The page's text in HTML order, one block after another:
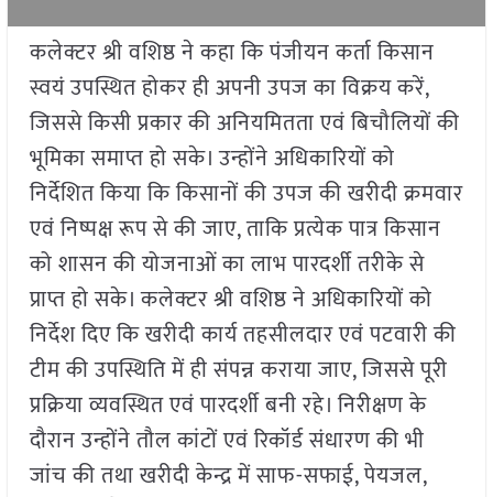
कलेक्टर श्री वशिष्ठ ने कहा कि पंजीयन कर्ता किसान
स्वयं उपस्थित होकर ही अपनी उपज का विक्रय करें,
जिससे किसी प्रकार की अनियमितता एवं बिचौलियों की
भूमिका समाप्त हो सके। उन्होंने अधिकारियों को
निर्देशित किया कि किसानों की उपज की खरीदी क्रमवार
एवं निष्पक्ष रूप से की जाए, ताकि प्रत्येक पात्र किसान
को शासन की योजनाओं का लाभ पारदर्शी तरीके से
प्राप्त हो सके। कलेक्टर श्री वशिष्ठ ने अधिकारियों को
निर्देश दिए कि खरीदी कार्य तहसीलदार एवं पटवारी की
टीम की उपस्थिति में ही संपन्न कराया जाए, जिससे पूरी
प्रक्रिया व्यवस्थित एवं पारदर्शी बनी रहे। निरीक्षण के
दौरान उन्होंने तौल कांटों एवं रिकॉर्ड संधारण की भी
जांच की तथा खरीदी केन्द्र में साफ-सफाई, पेयजल,